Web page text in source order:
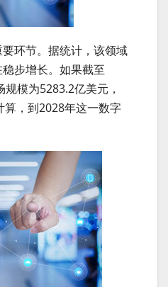
环节。据统计，该领域
步增长。如果截至
模为5283.2亿美元，
算，到2028年这一数字